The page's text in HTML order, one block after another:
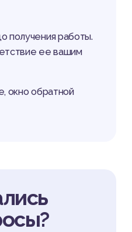
получения работы.
ее вашим
окно обратной